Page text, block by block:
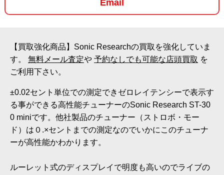
Email
【買取強化商品】Sonic Researchの買取を強化していま
す。 無料メール査定や 予約なしでも可能な店頭買取 を
ご利用下さい。
±0.02セント単位での測定できゼロレイテンシーで表示す
る事ができる高性能チューナーのSonic Research ST-30
0 miniです。他社製品のチューナー（ストロボ・モー
ド）は０.×セントまでの測定なのでいかにこのチューナ
ーが高性能かわかります。
ルーレット式のディスプレイで明度も高いのでライブの